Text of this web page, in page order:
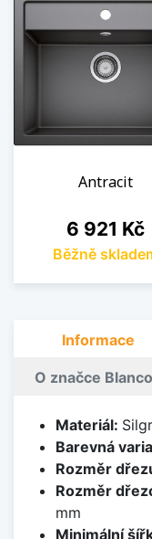
Antracit
Cena
6 921 Kč
Běžně
Informace
O značce Blanco
Materiál:
Barevná
Rozměr
Rozměr
mm
Minimální